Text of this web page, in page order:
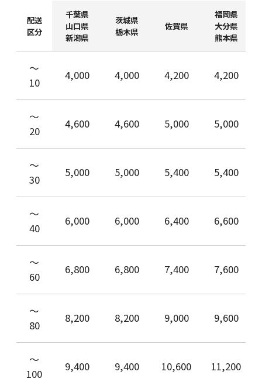
配送
区分
千葉県
山口県
新潟県
茨城県
栃木県
佐賀県
福岡県
大分県
熊本県
〜
10
4,000 4,000 4,200 4,200
〜
20
4,600 4,600 5,000 5,000
〜
30
5,000 5,000 5,400 5,400
〜
40
6,000 6,000 6,400 6,600
〜
60
6,800 6,800 7,400 7,600
〜
80
8,200 8,200 9,000 9,600
〜
100
9,400 9,400 10,600 11,200